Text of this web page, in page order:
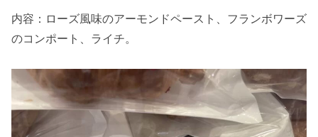
内容：ローズ風味のアーモンドペースト、フランボワーズ
のコンポート、ライチ。